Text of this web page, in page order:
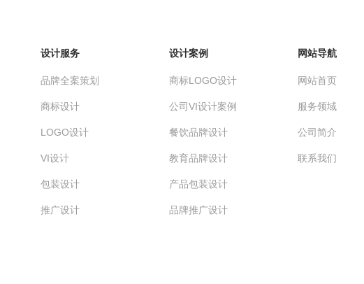
设计服务
品牌全案策划
商标设计
LOGO设计
VI设计
包装设计
推广设计
设计案例
商标LOGO设计
公司VI设计案例
餐饮品牌设计
教育品牌设计
产品包装设计
品牌推广设计
网站导航
网站首页
服务领域
公司简介
联系我们